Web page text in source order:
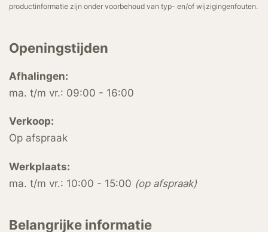
productinformatie zijn onder voorbehoud van typ- en/of wijzigingenfouten.
Openingstijden
Afhalingen:
ma. t/m vr.: 09:00 - 16:00
Verkoop:
Op afspraak
Werkplaats:
ma. t/m vr.: 10:00 - 15:00 (op afspraak)
Belangrijke informatie